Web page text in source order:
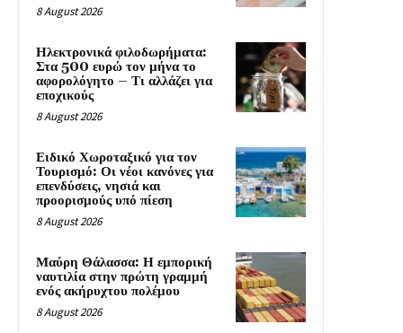
8 August 2026
Ηλεκτρονικά φιλοδωρήματα:
Στα 500 ευρώ τον μήνα το
αφορολόγητο – Τι αλλάζει για
εποχικούς
8 August 2026
Ειδικό Χωροταξικό για τον
Τουρισμό: Οι νέοι κανόνες για
επενδύσεις, νησιά και
προορισμούς υπό πίεση
8 August 2026
Μαύρη Θάλασσα: Η εμπορική
ναυτιλία στην πρώτη γραμμή
ενός ακήρυχτου πολέμου
8 August 2026